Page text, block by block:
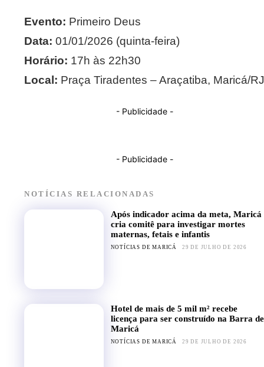
Evento: Primeiro Deus
Data: 01/01/2026 (quinta-feira)
Horário: 17h às 22h30
Local: Praça Tiradentes – Araçatiba, Maricá/RJ
- Publicidade -
- Publicidade -
NOTÍCIAS RELACIONADAS
Após indicador acima da meta, Maricá
cria comitê para investigar mortes
maternas, fetais e infantis
NOTÍCIAS DE MARICÁ 29 DE JULHO DE 2026
Hotel de mais de 5 mil m² recebe
licença para ser construído na Barra de
Maricá
NOTÍCIAS DE MARICÁ 29 DE JULHO DE 2026